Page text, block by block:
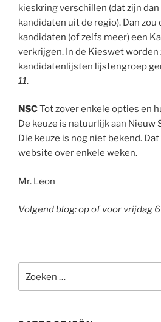
kieskring verschillen (dat zijn
kandidaten uit de regio). Dan
kandidaten (of zelfs meer) een
verkrijgen. In de Kieswet worden
kandidatenlijsten lijstengroep
11.
NSCTot zover enkele opties en
De keuze is natuurlijk aan Nieuw
Die keuze is nog niet bekend.
website over enkele weken.
Mr. Leon
Volgend blog: op of voor vrijdag
naar: